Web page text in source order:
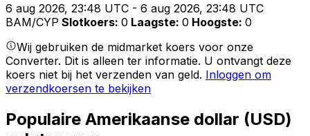
6 aug 2026, 23:48 UTC - 6 aug 2026, 23:48 UTC
BAM/CYP Slotkoers: 0 Laagste: 0 Hoogste: 0
Wij gebruiken de midmarket koers voor onze
Converter. Dit is alleen ter informatie. U ontvangt deze
koers niet bij het verzenden van geld. Inloggen om
verzendkoersen te bekijken
Populaire Amerikaanse dollar (USD)